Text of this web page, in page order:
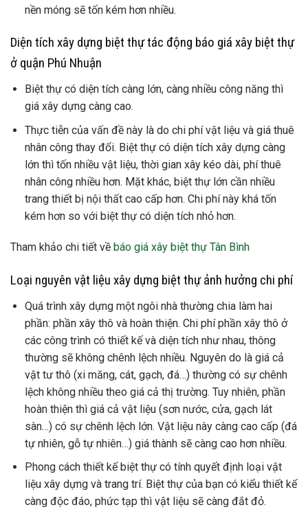
nền móng sẽ tốn kém hơn nhiều.
Diện tích xây dựng biệt thự tác động báo giá xây biệt thự
ở quận Phú Nhuận
Biệt thự có diện tích càng lớn, càng nhiều công năng thì
giá xây dựng càng cao.
Thực tiễn của vấn đề này là do chi phí vật liệu và giá thuê
nhân công thay đổi. Biệt thự có diện tích xây dựng càng
lớn thì tốn nhiều vật liệu, thời gian xây kéo dài, phí thuê
nhân công nhiều hơn. Mặt khác, biệt thự lớn cần nhiều
trang thiết bị nội thất cao cấp hơn. Chi phí này khá tốn
kém hơn so với biệt thự có diện tích nhỏ hơn.
Tham khảo chi tiết về báo giá xây biệt thự Tân Bình
Loại nguyên vật liệu xây dựng biệt thự ảnh hưởng chi phí
Quá trình xây dựng một ngôi nhà thường chia làm hai
phần: phần xây thô và hoàn thiện. Chi phí phần xây thô ở
các công trình có thiết kế và diện tích như nhau, thông
thường sẽ không chênh lệch nhiều. Nguyên do là giá cả
vật tư thô (xi măng, cát, gạch, đá…) thường có sự chênh
lệch không nhiều theo giá cả thị trường. Tuy nhiên, phần
hoàn thiện thì giá cả vật liệu (sơn nước, cửa, gạch lát
sàn…) có sự chênh lệch lớn. Vật liệu này càng cao cấp (đá
tự nhiên, gỗ tự nhiên…) giá thành sẽ càng cao hơn nhiều.
Phong cách thiết kế biệt thự có tính quyết định loại vật
liệu xây dựng và trang trí. Biệt thự của bạn có kiểu thiết kế
càng độc đáo, phức tạp thì vật liệu sẽ càng đắt đỏ.